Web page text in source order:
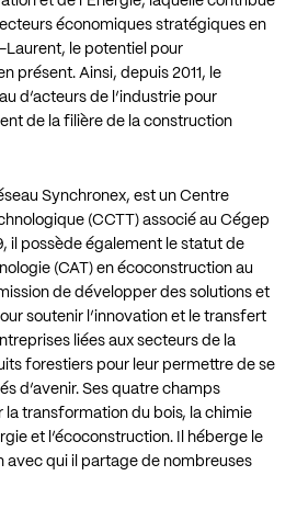
économiques stratégiques en
Laurent, le potentiel pour
présent. Ainsi, depuis 2011, le
d’acteurs de l’industrie pour
de la filière de la construction
Synchronex, est un Centre
(CCTT) associé au Cégep
il possède également le statut de
(CAT) en écoconstruction au
de développer des solutions et
soutenir l’innovation et le transfert
liées aux secteurs de la
forestiers pour leur permettre de se
d’avenir. Ses quatre champs
la transformation du bois, la chimie
et l’écoconstruction. Il héberge le
avec qui il partage de nombreuses